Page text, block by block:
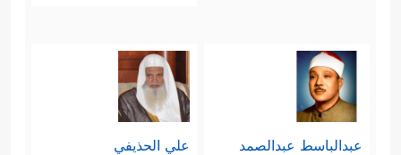
عبدالباسط عبدالصمد علي الحذيفي